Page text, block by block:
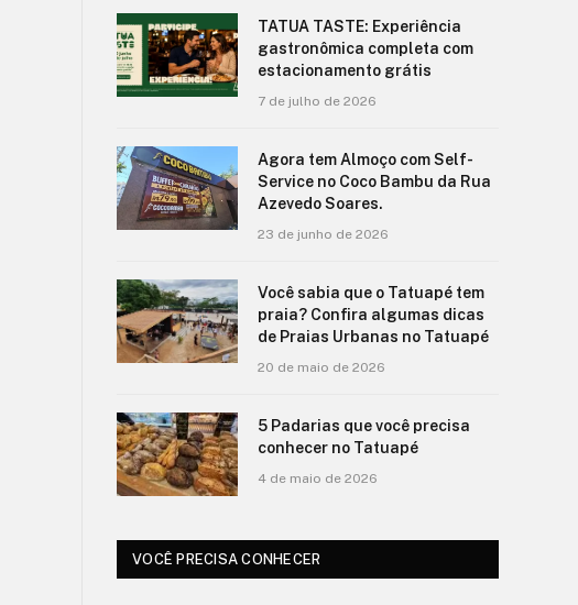
TATUA TASTE: Experiência
gastronômica completa com
estacionamento grátis
7 de julho de 2026
Agora tem Almoço com Self-
Service no Coco Bambu da Rua
Azevedo Soares.
23 de junho de 2026
Você sabia que o Tatuapé tem
praia? Confira algumas dicas
de Praias Urbanas no Tatuapé
20 de maio de 2026
5 Padarias que você precisa
conhecer no Tatuapé
4 de maio de 2026
VOCÊ PRECISA CONHECER